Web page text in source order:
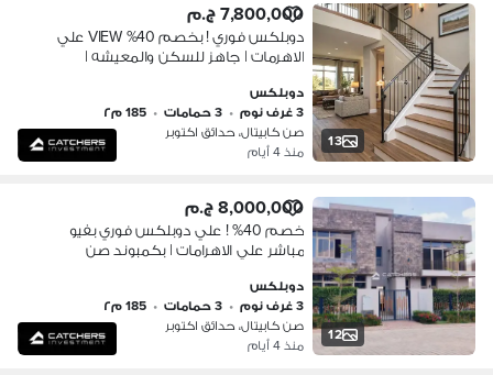
13
7,800,000 ج.م
دوبلكس فوري ! بخصم 40% VIEW علي
الاهرمات | جاهز للسكن والمعيشه |
جدا بكمبوند صن كابيتال بالقرب من مول
العرب
دوبلكس
3 غرف نوم
• 3 حمامات • 185 م٢
صن كابيتال، حدائق اكتوبر
منذ 4 أيام
12
8,000,000 ج.م
خصم 40% ! علي دوبلكس فوري بفيو
مباشر علي الاهرامات | بكمبوند صن
مميز بالقرب من مول مصر & مول العرب
دوبلكس
3 غرف نوم
• 3 حمامات • 185 م٢
صن كابيتال، حدائق اكتوبر
منذ 4 أيام